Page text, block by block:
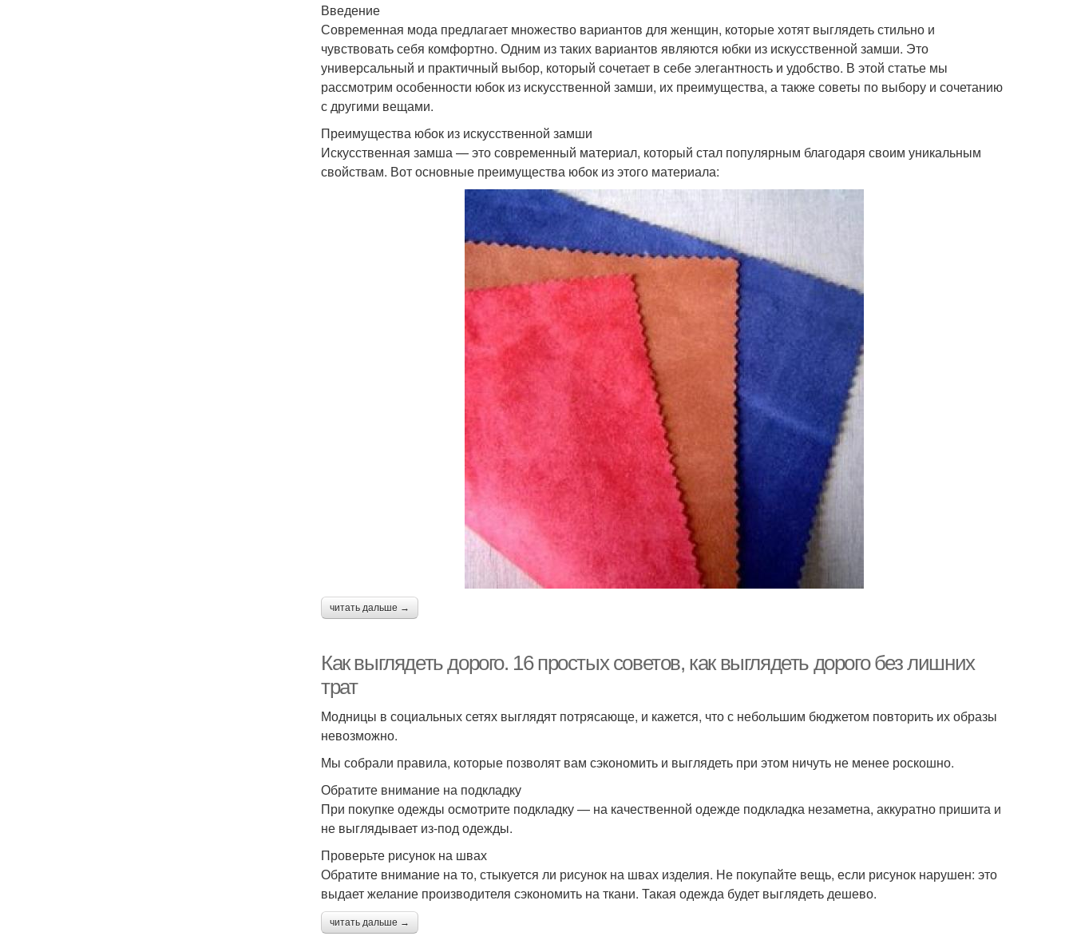
Введение
Современная мода предлагает множество вариантов для женщин, которые хотят выглядеть стильно и
чувствовать себя комфортно. Одним из таких вариантов являются юбки из искусственной замши. Это
универсальный и практичный выбор, который сочетает в себе элегантность и удобство. В этой статье мы
рассмотрим особенности юбок из искусственной замши, их преимущества, а также советы по выбору и сочетанию
с другими вещами.
Преимущества юбок из искусственной замши
Искусственная замша — это современный материал, который стал популярным благодаря своим уникальным
свойствам. Вот основные преимущества юбок из этого материала:
читать дальше →
Как выглядеть дорого. 16 простых советов, как выглядеть дорого без лишних
трат
Модницы в социальных сетях выглядят потрясающе, и кажется, что с небольшим бюджетом повторить их образы
невозможно.
Мы собрали правила, которые позволят вам сэкономить и выглядеть при этом ничуть не менее роскошно.
Обратите внимание на подкладку
При покупке одежды осмотрите подкладку — на качественной одежде подкладка незаметна, аккуратно пришита и
не выглядывает из-под одежды.
Проверьте рисунок на швах
Обратите внимание на то, стыкуется ли рисунок на швах изделия. Не покупайте вещь, если рисунок нарушен: это
выдает желание производителя сэкономить на ткани. Такая одежда будет выглядеть дешево.
читать дальше →